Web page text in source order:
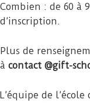
Combien : de 60 à
d’inscription.
Plus de
à contact @gift-
L’équipe de l’école